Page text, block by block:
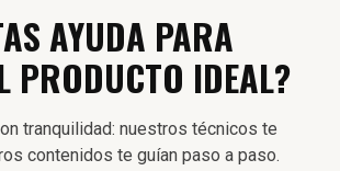
AYUDA PARA
PRODUCTO IDEAL?
tranquilidad: nuestros técnicos te
contenidos te guían paso a paso.